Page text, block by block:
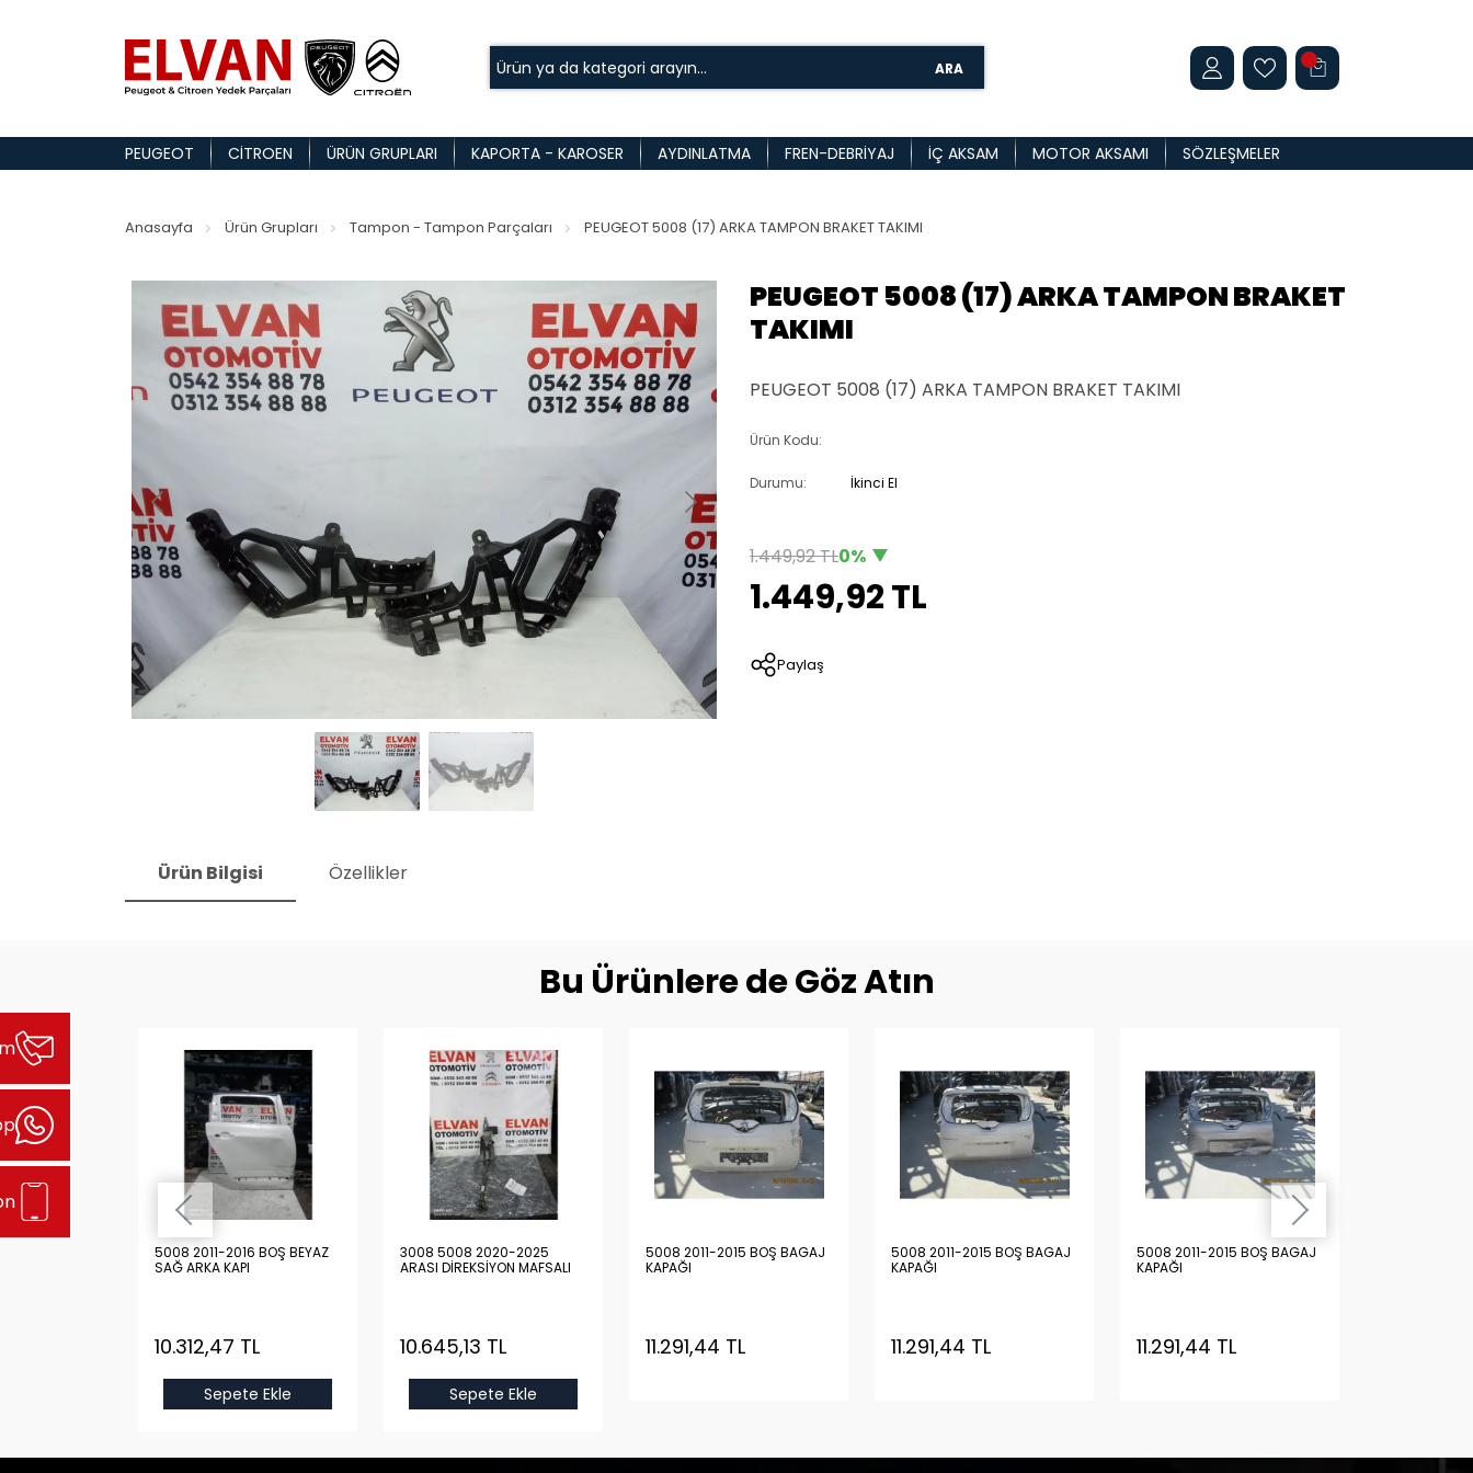
ARA
PEUGEOT CITROEN ÜRÜN GRUPLARI KAPORTA - KAROSER AYDINLATMA FREN-DEBRIYAJ İÇ AKSAM MOTOR AKSAMI SÖZLEŞMELER
Anasayfa Ürün Grupları Tampon - Tampon Parçaları PEUGEOT 5008 (17) ARKA TAMPON BRAKET TAKIMI
PEUGEOT 5008 (17) ARKA TAMPON BRAKET
TAKIMI
PEUGEOT 5008 (17) ARKA TAMPON BRAKET TAKIMI
Ürün Kodu:
Durumu: İkinci El
1.449,92 TL0%
1.449,92 TL
Paylaş
Ürün Bilgisi Özellikler
Bu Ürünlere de Göz Atın
5008 2011-2016 BOŞ BEYAZ
SAĞ ARKA KAPI
10.312,47 TL
Sepete Ekle
3008 5008 2020-2025
ARASI DİREKSİYON MAFSALI
10.645,13 TL
Sepete Ekle
5008 2011-2015 BOŞ BAGAJ
KAPAĞI
11.291,44 TL
5008 2011-2015 BOŞ BAGAJ
KAPAĞI
11.291,44 TL
5008 2011-2015 BOŞ BAGAJ
KAPAĞI
11.291,44 TL